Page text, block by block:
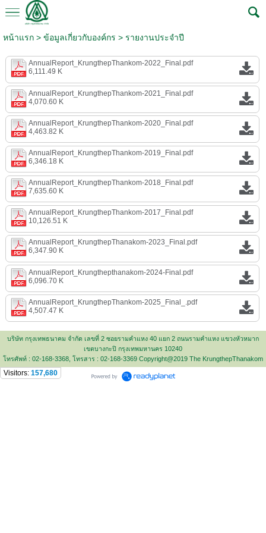
หน้าแรก> ข้อมูลเกี่ยวกับองค์กร > รายงานประจำปี
AnnualReport_KrungthepThankom-2022_Final.pdf
6,111.49 K
AnnualReport_KrungthepThankom-2021_Final.pdf
4,070.60 K
AnnualReport_KrungthepThankom-2020_Final.pdf
4,463.82 K
AnnualReport_KrungthepThankom-2019_Final.pdf
6,346.18 K
AnnualReport_KrungthepThankom-2018_Final.pdf
7,635.60 K
AnnualReport_KrungthepThankom-2017_Final.pdf
10,126.51 K
AnnualReport_KrungthepThanakom-2023_Final.pdf
6,347.90 K
AnnualReport_Krungthepthanakom-2024-Final.pdf
6,096.70 K
AnnualReport_KrungthepThankom-2025_Final_.pdf
4,507.47 K
บริษัท กรุงเทพธนาคม จำกัด เลขที่ 2 ซอยรามคำแหง 40 แยก 2 ถนนรามคำแหง แขวงหัวหมาก
เขตบางกะปิ กรุงเทพมหานคร 10240
โทรศัพท์ : 02-168-3368, โทรสาร : 02-168-3369 Copyright@2019 The KrungthepThanakom
Visitors: 157,680